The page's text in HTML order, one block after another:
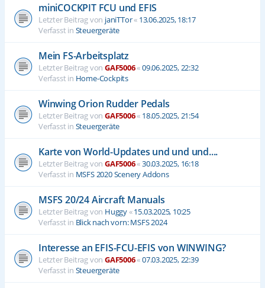
miniCOCKPIT FCU und EFIS
Letzter Beitrag von janiTTor« 13.06.2025, 18:17
Verfasst in Steuergeräte
Mein FS-Arbeitsplatz
Letzter Beitrag von GAF5006«09.06.2025, 22:32
Verfasst in Home-Cockpits
Winwing Orion Rudder Pedals
Letzter Beitrag von GAF5006« 18.05.2025, 21:54
Verfasst in Steuergeräte
Karte von World-Updates und und und....
Letzter Beitrag von GAF5006«30.03.2025, 16:18
Verfasst in MSFS 2020 Scenery Addons
MSFS 20/24 Aircraft Manuals
Letzter Beitrag von Huggy«15.03.2025, 10:25
Verfasst in Blick nach vorn: MSFS 2024
Interesse an EFIS-FCU-EFIS von WINWING?
Letzter Beitrag von GAF5006«07.03.2025, 22:39
Verfasst in Steuergeräte